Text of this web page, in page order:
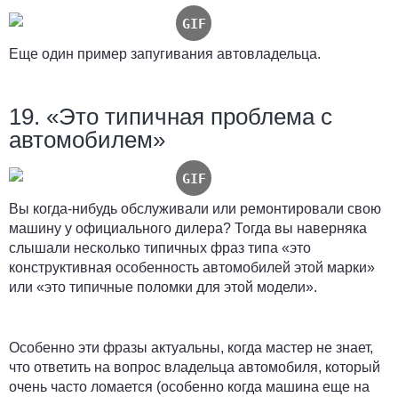
Еще один пример запугивания автовладельца.
19. «Это типичная проблема с
автомобилем»
Вы когда-нибудь обслуживали или ремонтировали свою
машину у официального дилера? Тогда вы наверняка
слышали несколько типичных фраз типа «это
конструктивная особенность автомобилей этой марки»
или «это типичные поломки для этой модели».
Особенно эти фразы актуальны, когда мастер не знает,
что ответить на вопрос владельца автомобиля, который
очень часто ломается (особенно когда машина еще на